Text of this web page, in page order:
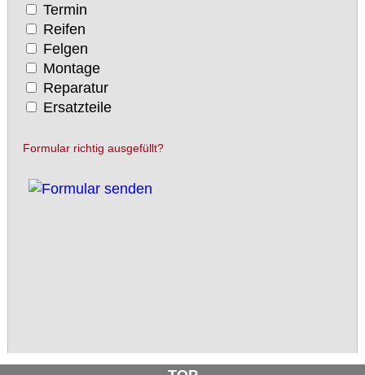
Termin
Reifen
Felgen
Montage
Reparatur
Ersatzteile
Formular richtig ausgefüllt?